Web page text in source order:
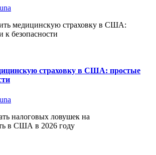
страховку в США: простые